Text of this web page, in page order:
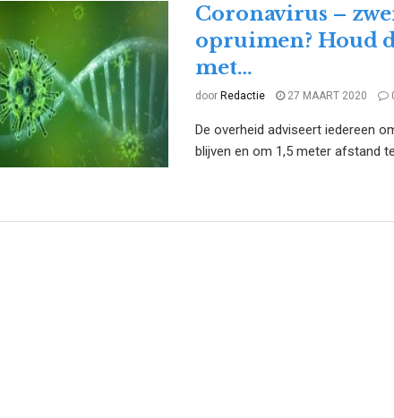
Coronavirus –
opruimen? Houd
met…
door Redactie 27 MAART 2020
De overheid adviseert iedereen
blijven en om 1,5 meter afstand